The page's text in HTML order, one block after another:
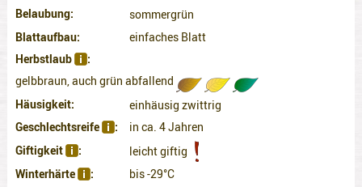
Belaubung
sommergrün
Blattaufbau
einfaches Blatt
Herbstlaub
gelbbraun, auch grün abfallend
Häusigkeit
einhäusig zwittrig
Geschlechtsreife
in ca. 4 Jahren
Giftigkeit
leicht giftig
Winterhärte
bis -29°C